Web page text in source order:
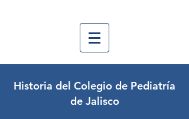
Historia del Colegio de Pediatría
de Jalisco